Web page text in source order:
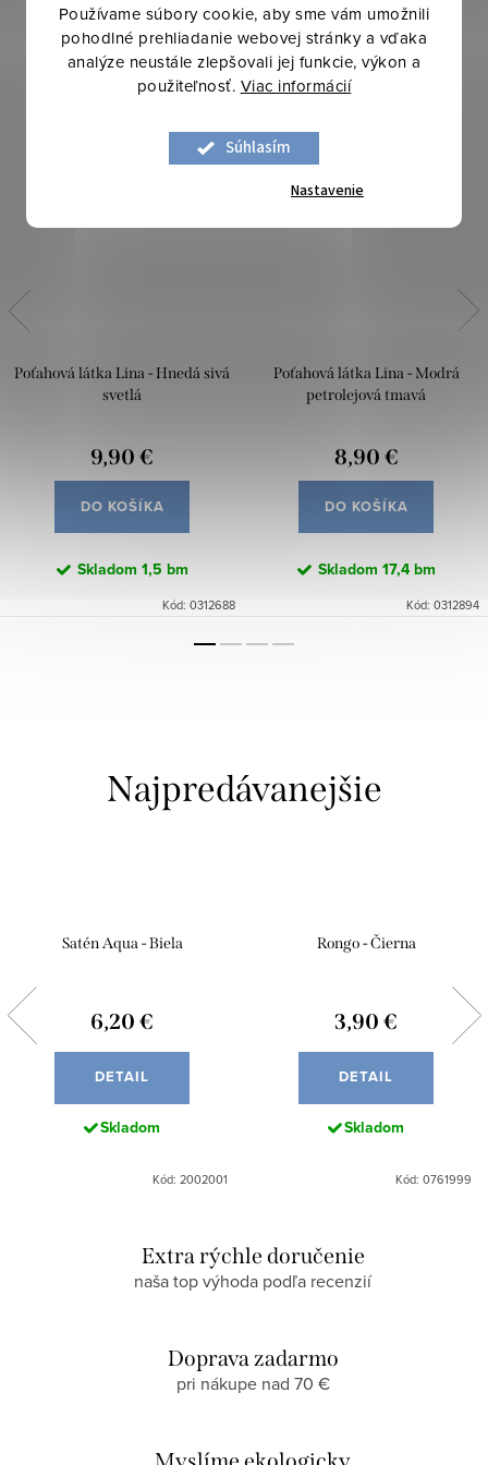
Používame súbory cookie, aby sme vám umožnili
pohodlné prehliadanie webovej stránky a vďaka
analýze neustále zlepšovali jej funkcie, výkon a
použiteľnosť. Viac informácií
Súhlasím
Nastavenie
Poťahová látka Lina - Hnedá sivá
svetlá
9,90 €
DO KOŠÍKA
Skladom 1,5 bm
Kód: 0312688
Poťahová látka Lina - Modrá
petrolejová tmavá
8,90 €
DO KOŠÍKA
Skladom 17,4 bm
Kód: 0312894
Najpredávanejšie
Satén Aqua - Biela
6,20 €
DETAIL
Skladom
Kód: 2002001
Rongo - Čierna
3,90 €
DETAIL
Skladom
Kód: 0761999
Extra rýchle doručenie
naša top výhoda podľa recenzií
Doprava zadarmo
pri nákupe nad 70 €